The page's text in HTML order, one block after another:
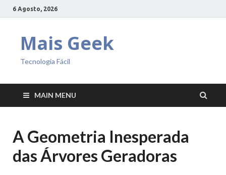
6 Agosto, 2026
Mais Geek
Tecnologia Fácil
MAIN MENU
A Geometria Inesperada
das Árvores Geradoras